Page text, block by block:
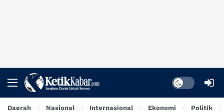
Dark mode
Daerah Nasional Internasional Ekonomi Politik